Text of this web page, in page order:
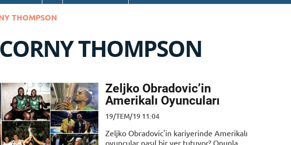
THOMPSON
CORNY THOMPSON
Zeljko Obradovic’in
Amerikalı Oyuncuları
19/TEM/19 11:04
Zeljko Obradovic'in kariyerinde Amerikalı
oyuncular nasıl bir yer tutuyor? Onunla